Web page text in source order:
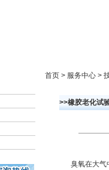
首页 > 服务中心 >
>>橡胶老化试
臭氧在大气